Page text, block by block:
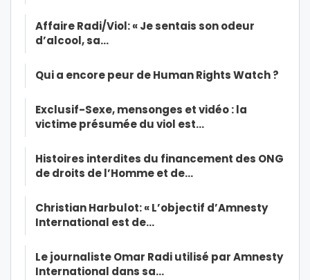
Affaire Radi/Viol: « Je sentais son odeur
d’alcool, sa…
Qui a encore peur de Human Rights Watch ?
Exclusif-Sexe, mensonges et vidéo : la
victime présumée du viol est…
Histoires interdites du financement des ONG
de droits de l’Homme et de…
Christian Harbulot: « L’objectif d’Amnesty
International est de…
Le journaliste Omar Radi utilisé par Amnesty
International dans sa…